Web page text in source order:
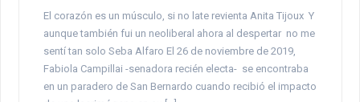
El corazón es un músculo, si no late revienta Anita Tijoux Y
aunque también fui un neoliberal ahora al despertar no me
sentí tan solo Seba Alfaro El 26 de noviembre de 2019,
Fabiola Campillai -senadora recién electa- se encontraba
en un paradero de San Bernardo cuando recibió el impacto